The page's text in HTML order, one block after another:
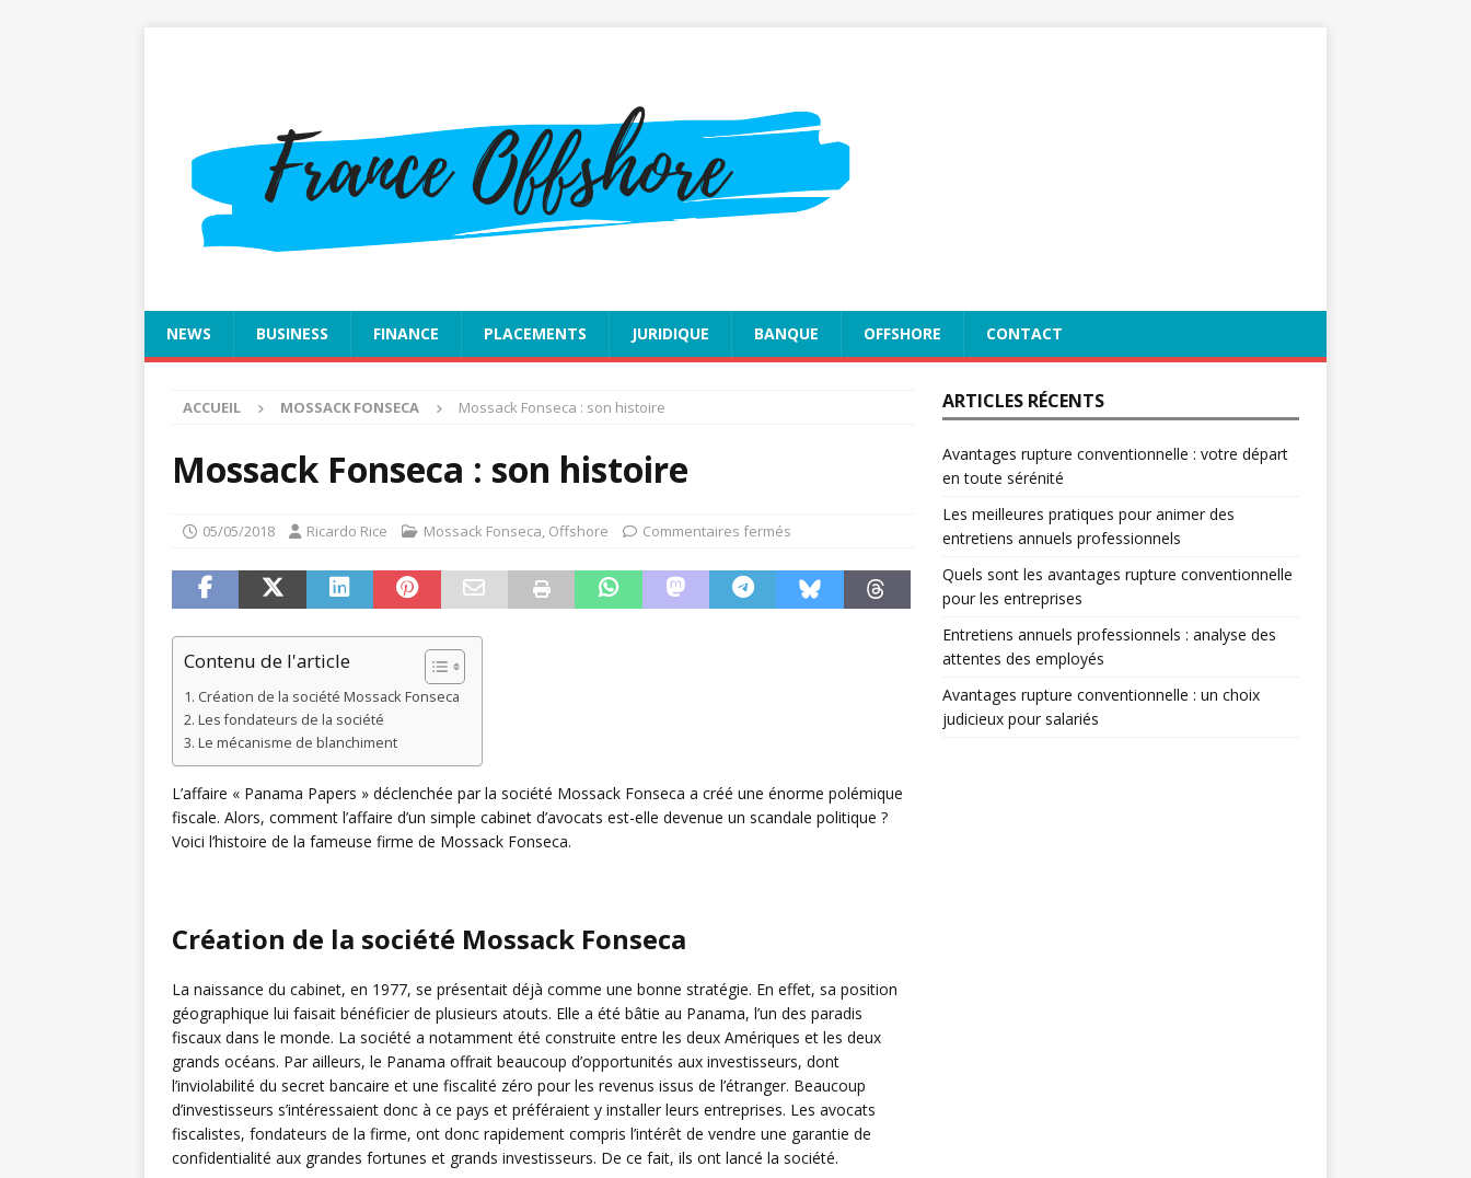
NEWS BUSINESS FINANCE PLACEMENTS JURIDIQUE BANQUE OFFSHORE CONTACT
ACCUEIL MOSSACK FONSECA Mossack Fonseca : son histoire
Mossack Fonseca : son histoire
05/05/2018 Ricardo Rice Mossack Fonseca, Offshore Commentaires fermés
Contenu de l'article
Création de la société Mossack Fonseca
Les fondateurs de la société
Le mécanisme de blanchiment
L’affaire « Panama Papers » déclenchée par la société Mossack Fonseca a créé une énorme polémique
fiscale. Alors, comment l’affaire d’un simple cabinet d’avocats est-elle devenue un scandale politique ?
Voici l’histoire de la fameuse firme de Mossack Fonseca.
Création de la société Mossack Fonseca
La naissance du cabinet, en 1977, se présentait déjà comme une bonne stratégie. En effet, sa position
géographique lui faisait bénéficier de plusieurs atouts. Elle a été bâtie au Panama, l’un des paradis
fiscaux dans le monde. La société a notamment été construite entre les deux Amériques et les deux
grands océans. Par ailleurs, le Panama offrait beaucoup d’opportunités aux investisseurs, dont
l’inviolabilité du secret bancaire et une fiscalité zéro pour les revenus issus de l’étranger. Beaucoup
d’investisseurs s’intéressaient donc à ce pays et préféraient y installer leurs entreprises. Les avocats
fiscalistes, fondateurs de la firme, ont donc rapidement compris l’intérêt de vendre une garantie de
confidentialité aux grandes fortunes et grands investisseurs. De ce fait, ils ont lancé la société.
ARTICLES RÉCENTS
Avantages rupture conventionnelle : votre départ
en toute sérénité
Les meilleures pratiques pour animer des
entretiens annuels professionnels
Quels sont les avantages rupture conventionnelle
pour les entreprises
Entretiens annuels professionnels : analyse des
attentes des employés
Avantages rupture conventionnelle : un choix
judicieux pour salariés